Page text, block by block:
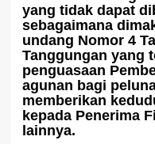
yang tidak dapat
sebagaimana
undang Nomor 4
Tanggungan yang
penguasaan
agunan bagi
memberikan
kepada Penerima
lainnya.